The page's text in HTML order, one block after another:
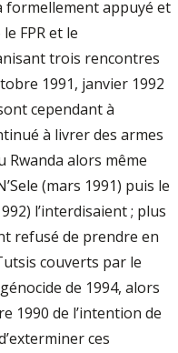
formellement appuyé et
FPR et le
trois rencontres
1991, janvier 1992
cependant à
à livrer des armes
Rwanda alors même
(mars 1991) puis le
l’interdisaient ; plus
refusé de prendre en
couverts par le
de 1994, alors
1990 de l’intention de
ces